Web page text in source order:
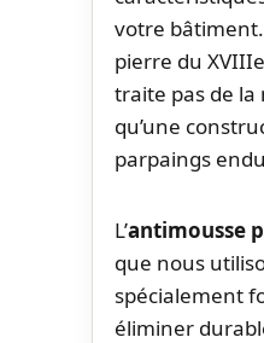
votre
pierre du
traite pas de
qu’une
parpaings
L’antimousse
que nous
spécialement
éliminer